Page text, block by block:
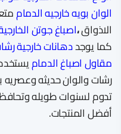
الوان بويه خارجيه الدمام
الاذواق،اصباغ جوتن
كما يوجددهانات خارجية
مقاول اصباغ الدمام
رشات والوان حديثه وعصريه
تدوم لسنوات طويله
أفضل المنتجات.